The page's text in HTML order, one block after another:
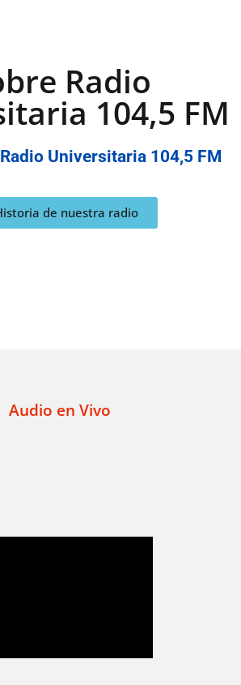
Radio
104,5 FM
Universitaria 104,5 FM
de nuestra radio
Audio en Vivo